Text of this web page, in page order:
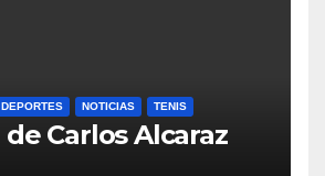
NOTICIAS TENIS
Carlos Alcaraz